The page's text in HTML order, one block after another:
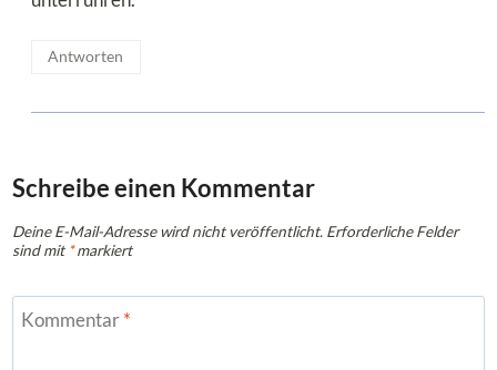
Antworten
Schreibe einen Kommentar
Deine E-Mail-Adresse wird nicht veröffentlicht. Erforderliche Felder
sind mit*markiert
Kommentar*